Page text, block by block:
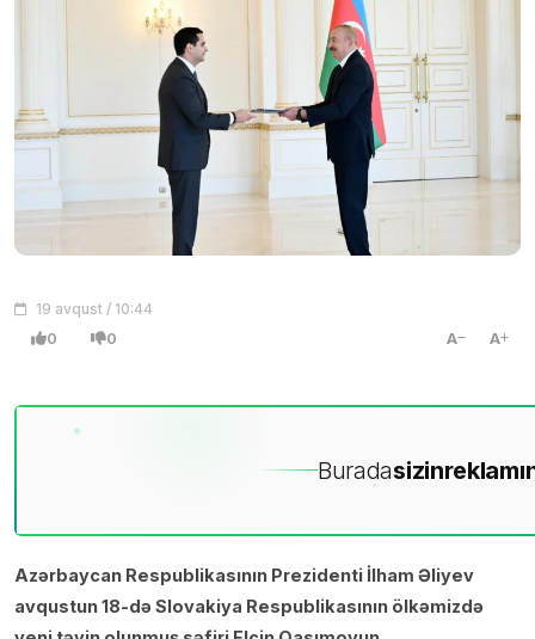
19 avqust / 10:44
0 0 A A
Buradasizin
Azərbaycan Respublikasının Prezidenti İlham Əliyev
avqustun 18-də Slovakiya Respublikasının ölkəmizdə